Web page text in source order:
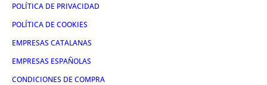
POLÍTICA DE PRIVACIDAD
POLÍTICA DE COOKIES
EMPRESAS CATALANAS
EMPRESAS ESPAÑOLAS
CONDICIONES DE COMPRA